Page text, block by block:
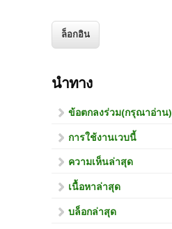
นำทาง
ข้อตกลงร่วม(กรุณาอ่าน)
การใช้งานเวบนี้
ความเห็นล่าสุด
เนื้อหาล่าสุด
บล็อกล่าสุด